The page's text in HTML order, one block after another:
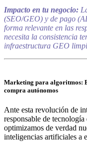
Impacto en tu negocio:
(SEO/GEO) y de pago
forma relevante en las
necesita la consistencia
infraestructura GEO
Marketing para algoritmos:
compra autónomos
Ante esta revolución de
responsable de
optimizamos de verdad
inteligencias artificiales a